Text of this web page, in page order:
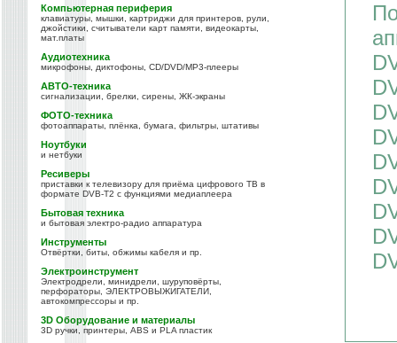
Компьютерная периферия
клавиатуры, мышки, картриджи для принтеров, рули,
джойстики, считыватели карт памяти, видеокарты,
мат.платы
Аудиотехника
микрофоны, диктофоны, CD/DVD/MP3-плееры
АВТО-техника
сигнализации, брелки, сирены, ЖК-экраны
ФОТО-техника
фотоаппараты, плёнка, бумага, фильтры, штативы
Ноутбуки
и нетбуки
Ресиверы
приставки к телевизору для приёма цифрового ТВ в
формате DVB-T2 с функциями медиаплеера
Бытовая техника
и бытовая электро-радио аппаратура
Инструменты
Отвёртки, биты, обжимы кабеля и пр.
Электроинструмент
Электродрели, минидрели, шуруповёрты,
перфораторы, ЭЛЕКТРОВЫЖИГАТЕЛИ,
автокомпрессоры и пр.
3D Оборудование и материалы
3D ручки, принтеры, ABS и PLA пластик